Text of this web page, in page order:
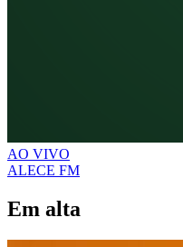
AO VIVO
ALECE FM
Em alta